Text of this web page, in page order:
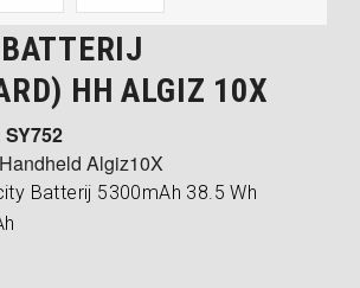
HH ALGIZ 10X
Algiz10X
Batterij 5300mAh 38.5 Wh